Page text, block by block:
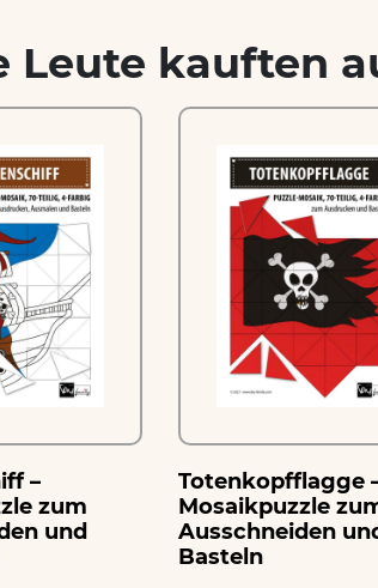
Leute kauften
–
zum
und
Totenkopfflagge
Mosaikpuzzle
Ausschneiden
Basteln